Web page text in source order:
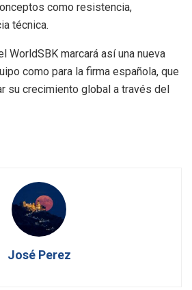
como resistencia,
técnica.
WorldSBK marcará así una nueva
como para la firma española, que
su crecimiento global a través del
José Perez